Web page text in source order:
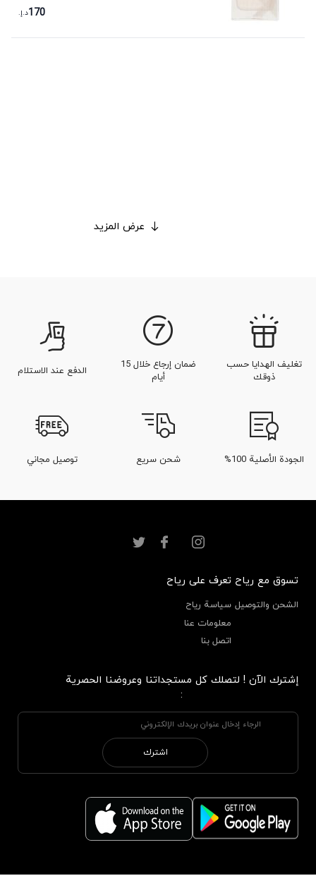
170د.إ.
عرض المزيد
تغليف الهدايا حسب
ذوقك
ضمان إرجاع خلال 15
أيام
الدفع عند الاستلام
الجودة الأصلية 100% شحن سريع توصيل مجاني
تسوق مع رياح
الشحن والتوصيل
تعرف على رياح
سياسة رياح
معلومات عنا
اتصل بنا
إشترك الآن ! لتصلك كل مستجداتنا وعروضنا الحصرية
:
اشترك